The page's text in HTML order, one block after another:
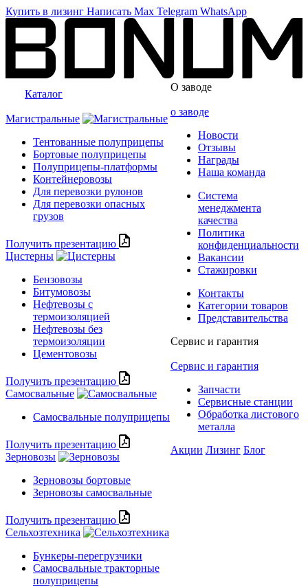
Купить в лизинг Написать Max Telegram WhatsApp
Каталог
Магистральные
Тентованные полуприцепы
Бортовые полуприцепы
Полуприцепы-платформы
Контейнеровозы
Для перевозки рулонов
Для перевозки опасных
грузов
Получить презентацию
Цистерны
Бензовозы
Битумовозы
Нефтевозы с
термоизоляцией
Нефтевозы без
термоизоляции
Цементовозы
Получить презентацию
Самосвальные
Самосвальные полуприцепы
Получить презентацию
Зерновозы
Зерновозы бортовые
Зерновозы самосвальные
Получить презентацию
Сельхозтехника
Бункеры-перегрузчики
Самосвальные тракторные
полуприцепы
О заводе
о заводе
Новости
Отзывы
Награды
Наша команда
Система
менеджмента
качества
Политика
конфиденциальности
Вакансии
Стажировки
Контакты
Категории товаров
Представительства
Сервис и гарантия
Сервис и гарантия
Запчасти
Сервисные станции
Обработка листового
металла
Акции Лизинг Блог